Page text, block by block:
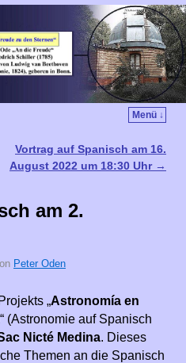
Menü ↓
Vortrag auf Spanisch am 16.
August 2022 um 18:30 Uhr →
am 2.
Peter Oden
„Astronomía en
“ (Astronomie auf Spanisch
Nicté Medina. Dieses
Themen an die Spanisch